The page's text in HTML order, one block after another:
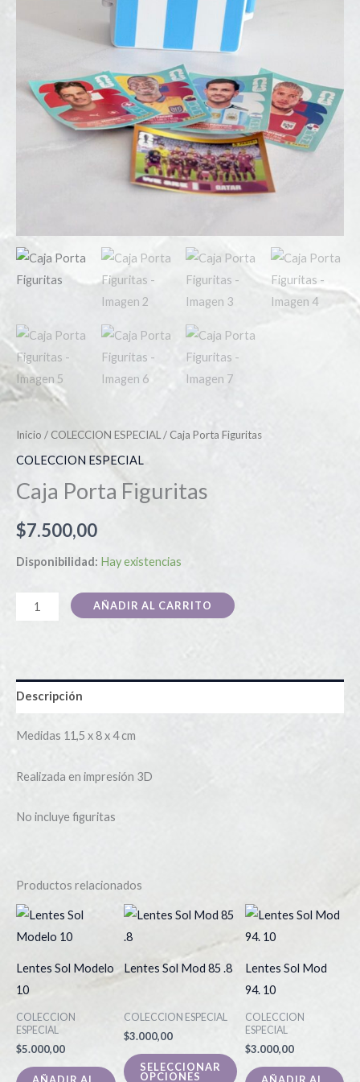
Inicio / COLECCION ESPECIAL / Caja Porta Figuritas
COLECCION ESPECIAL
Caja Porta Figuritas
$7.500,00
Disponibilidad: Hay existencias
AÑADIR AL CARRITO
Descripción
Medidas 11,5 x 8 x 4 cm
Realizada en impresión 3D
No incluye figuritas
Productos relacionados
Lentes Sol Modelo
10
COLECCION
ESPECIAL
$5.000,00
AÑADIR AL
Lentes Sol Mod 85 .8
COLECCION ESPECIAL
$3.000,00
SELECCIONAR
OPCIONES
Este
producto
Las
opciones
se
Lentes Sol Mod
94. 10
COLECCION
ESPECIAL
$3.000,00
AÑADIR AL